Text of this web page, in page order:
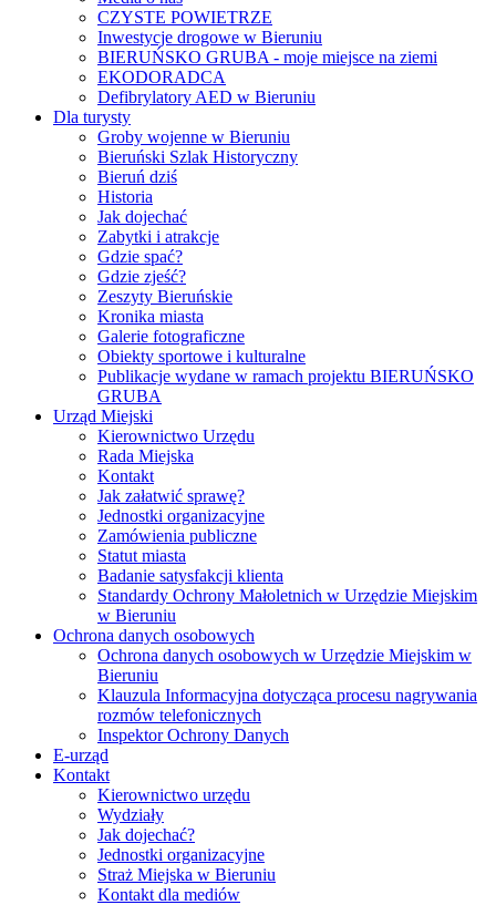
CZYSTE POWIETRZE
Inwestycje drogowe w Bieruniu
BIERUŃSKO GRUBA - moje miejsce na ziemi
EKODORADCA
Defibrylatory AED w Bieruniu
Dla turysty
Groby wojenne w Bieruniu
Bieruński Szlak Historyczny
Bieruń dziś
Historia
Jak dojechać
Zabytki i atrakcje
Gdzie spać?
Gdzie zjeść?
Zeszyty Bieruńskie
Kronika miasta
Galerie fotograficzne
Obiekty sportowe i kulturalne
Publikacje wydane w ramach projektu BIERUŃSKO
GRUBA
Urząd Miejski
Kierownictwo Urzędu
Rada Miejska
Kontakt
Jak załatwić sprawę?
Jednostki organizacyjne
Zamówienia publiczne
Statut miasta
Badanie satysfakcji klienta
Standardy Ochrony Małoletnich w Urzędzie Miejskim
w Bieruniu
Ochrona danych osobowych
Ochrona danych osobowych w Urzędzie Miejskim w
Bieruniu
Klauzula Informacyjna dotycząca procesu nagrywania
rozmów telefonicznych
Inspektor Ochrony Danych
E-urząd
Kontakt
Kierownictwo urzędu
Wydziały
Jak dojechać?
Jednostki organizacyjne
Straż Miejska w Bieruniu
Kontakt dla mediów